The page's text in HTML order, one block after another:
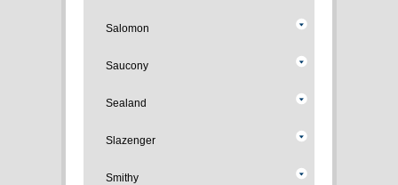
Salomon
Saucony
Sealand
Slazenger
Smithy